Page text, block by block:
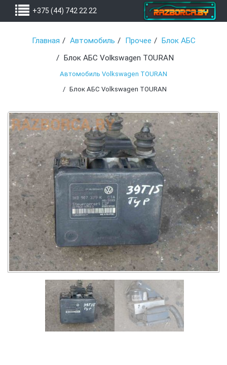
+375 (44) 742 22 22
Главная Автомобиль Прочее
Блок АБС
Блок АБС Volkswagen TOURAN
Автомобиль Volkswagen TOURAN
Блок АБС Volkswagen TOURAN